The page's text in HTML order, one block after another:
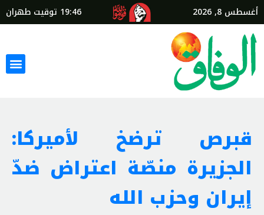
أغسطس 8, 2026 19:46 توقيت طهران
قبرص ترضخ لأميركا:
الجزيرة منصّة اعتراض ضدّ
إيران وحزب الله